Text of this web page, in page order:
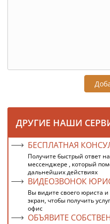
ДРУГИЕ НАШИ
БЕСПЛАТНАЯ
Получите быстрый ответ
мессенджере , который
дальнейших действиях
ВИДЕОЗВОНОК
Вы видите своего юриста
экран, чтобы получить
офис
ОБЪЯВИТЕ